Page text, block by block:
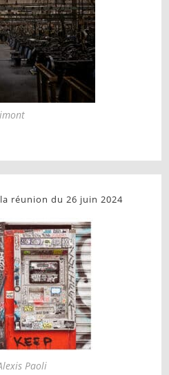
réunion du 26 juin 2024
Paoli